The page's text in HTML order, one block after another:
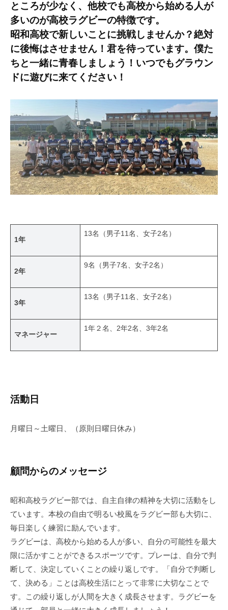
日
ところが少なく、他校でも高校から始める人が
多いのが高校ラグビーの特徴です。
昭和高校で新しいことに挑戦しませんか？絶対
に後悔はさせません！君を待っています。僕た
ちと一緒に青春しましょう！いつでもグラウン
ドに遊びに来てください！
1年
13名（男子11名、女子2名）
2年
9名（男子7名、女子2名）
3年
13名（男子11名、女子2名）
マネージャー
1年２名、2年2名、3年2名
活動日
月曜日～土曜日、（原則日曜日休み）
顧問からのメッセージ
昭和高校ラグビー部では、自主自律の精神を大切に活動をし
ています。本校の自由で明るい校風をラグビー部も大切に、
毎日楽しく練習に励んでいます。
ラグビーは、高校から始める人が多い、自分の可能性を最大
限に活かすことができるスポーツです。プレーは、自分で判
断して、決定していくことの繰り返しです。「自分で判断し
て、決める」ことは高校生活にとって非常に大切なことで
す。この繰り返しが人間を大きく成長させます。ラグビーを